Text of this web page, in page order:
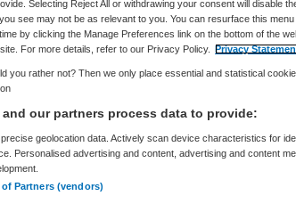
Mienskips Fûns
Niet nader bepaald
Mienskips Fûns (IMF)
Selecting Reject All or withdrawing your consent will disable
see may not be as relevant to you. You can resurface this
by clicking the Manage Preferences link on the bottom of the
For more details, refer to our Privacy Policy. Privacy
you rather not? Then we only place essential and statistical
and our partners process data to provide:
geolocation data. Actively scan device characteristics for
Personalised advertising and content, advertising and content
Partners (vendors)